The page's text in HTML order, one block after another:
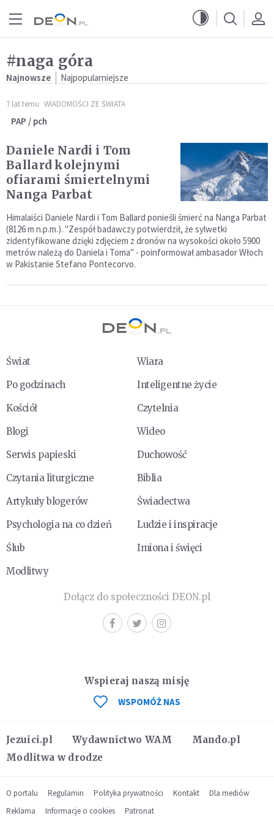
#naga góra
Najnowsze Najpopularniejsze
7 lat temu WIADOMOŚCI ZE ŚWIATA
PAP / pch
Daniele Nardi i Tom
Ballard kolejnymi
ofiarami śmiertelnymi
Nanga Parbat
Himalaiści Daniele Nardi i Tom Ballard ponieśli śmierć na Nanga Parbat
(8126 m n.p.m.). "Zespół badawczy potwierdził, że sylwetki
zidentyfikowane dzięki zdjęciem z dronów na wysokości około 5900
metrów należą do Daniela i Toma" - poinformował ambasador Włoch
w Pakistanie Stefano Pontecorvo.
Świat
Wiara
Po godzinach
Inteligentne życie
Kościół
Czytelnia
Blogi
Wideo
Serwis papieski
Duchowość
Czytania liturgiczne
Biblia
Artykuły blogerów
Świadectwa
Psychologia na co dzień
Ludzie i inspiracje
Ślub
Imiona i święci
Modlitwy
Dołącz do społeczności DEON.pl
Jezuici.pl Wydawnictwo WAM
Mando.pl
Modlitwa w drodze
Wspieraj naszą misję
WSPOMÓŻ NAS
O portalu Regulamin Polityka prywatności Kontakt
Dla mediów
Reklama
Informacje o cookies Patronat